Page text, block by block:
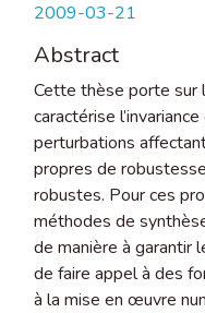
2009-03-21
Abstract
Cette thèse porte sur
caractérise
perturbations
propres de
robustes. Pour ces
méthodes de
de manière à garantir
de faire appel à des
à la mise en œuvre